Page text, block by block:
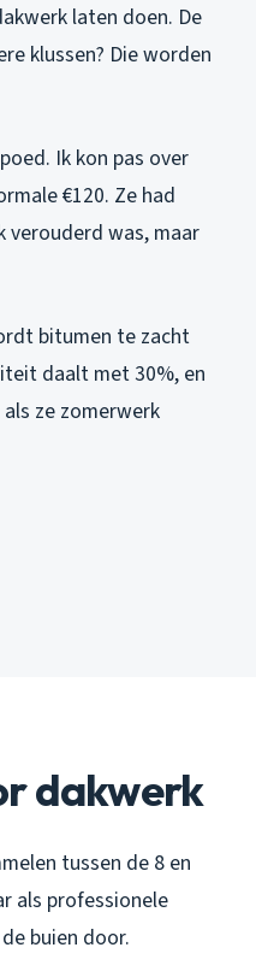
laten doen. De
klussen? Die worden
Ik kon pas over
€120. Ze had
verouderd was, maar
bitumen te zacht
daalt met 30%, en
ze zomerwerk
dakwerk
tussen de 8 en
als professionele
buien door.